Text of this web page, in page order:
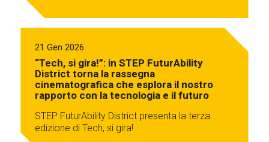
21 Gen 2026
“Tech, si gira!”: in STEP FuturAbility
District torna la rassegna
cinematografica che esplora il nostro
rapporto con la tecnologia e il futuro
STEP FuturAbility District presenta la terza
edizione di Tech, si gira!